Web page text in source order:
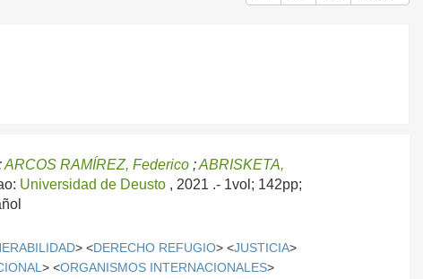
;ARCOS RAMÍREZ, Federico ;ABRISKETA,
Universidad de Deusto , 2021 .- 1vol; 142pp;
> <DERECHO REFUGIO> <JUSTICIA>
> <ORGANISMOS INTERNACIONALES>